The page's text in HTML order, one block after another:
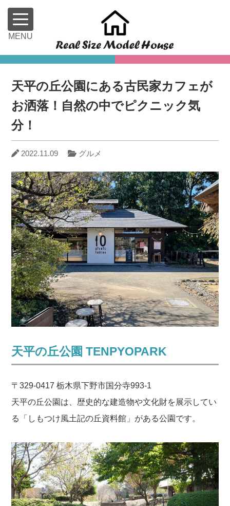
天平の丘公園にある古民家カフェが
お洒落！自然の中でピクニック気
分！
2022.11.09 グルメ
天平の丘公園 TENPYOPARK
〒329-0417 栃木県下野市国分寺993-1
天平の丘公園は、歴史的な建造物や文化財を展示してい
る「しもつけ風土記の丘資料館」がある公園です。